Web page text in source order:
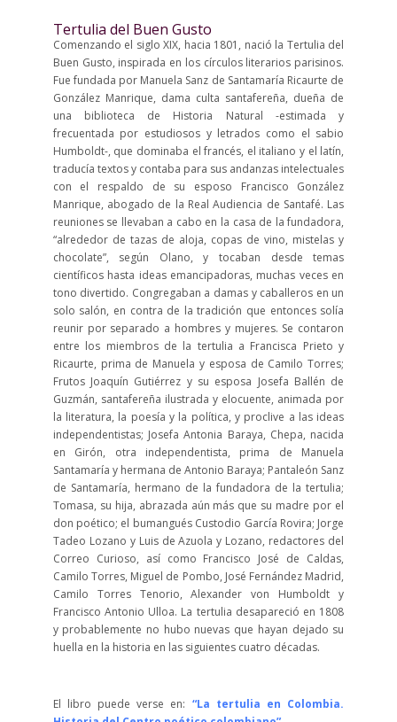
Tertulia del Buen Gusto
Comenzando el siglo XIX, hacia 1801, nació la Tertulia del
Buen Gusto, inspirada en los círculos literarios parisinos.
Fue fundada por Manuela Sanz de Santamaría Ricaurte de
González Manrique, dama culta santafereña, dueña de
una biblioteca de Historia Natural -estimada y
frecuentada por estudiosos y letrados como el sabio
Humboldt-, que dominaba el francés, el italiano y el latín,
traducía textos y contaba para sus andanzas intelectuales
con el respaldo de su esposo Francisco González
Manrique, abogado de la Real Audiencia de Santafé. Las
reuniones se llevaban a cabo en la casa de la fundadora,
“alrededor de tazas de aloja, copas de vino, mistelas y
chocolate”, según Olano, y tocaban desde temas
científicos hasta ideas emancipadoras, muchas veces en
tono divertido. Congregaban a damas y caballeros en un
solo salón, en contra de la tradición que entonces solía
reunir por separado a hombres y mujeres. Se contaron
entre los miembros de la tertulia a Francisca Prieto y
Ricaurte, prima de Manuela y esposa de Camilo Torres;
Frutos Joaquín Gutiérrez y su esposa Josefa Ballén de
Guzmán, santafereña ilustrada y elocuente, animada por
la literatura, la poesía y la política, y proclive a las ideas
independentistas; Josefa Antonia Baraya, Chepa, nacida
en Girón, otra independentista, prima de Manuela
Santamaría y hermana de Antonio Baraya; Pantaleón Sanz
de Santamaría, hermano de la fundadora de la tertulia;
Tomasa, su hija, abrazada aún más que su madre por el
don poético; el bumangués Custodio García Rovira; Jorge
Tadeo Lozano y Luis de Azuola y Lozano, redactores del
Correo Curioso, así como Francisco José de Caldas,
Camilo Torres, Miguel de Pombo, José Fernández Madrid,
Camilo Torres Tenorio, Alexander von Humboldt y
Francisco Antonio Ulloa. La tertulia desapareció en 1808
y probablemente no hubo nuevas que hayan dejado su
huella en la historia en las siguientes cuatro décadas.
El libro puede verse en: “La tertulia en Colombia.